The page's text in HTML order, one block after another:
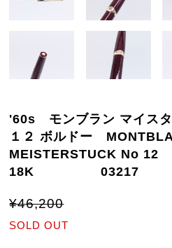
'60s モンブラン マイスタ
１２ ボルドー
MEISTERSTUCK No 12
18K 03217
¥46,200
SOLD OUT